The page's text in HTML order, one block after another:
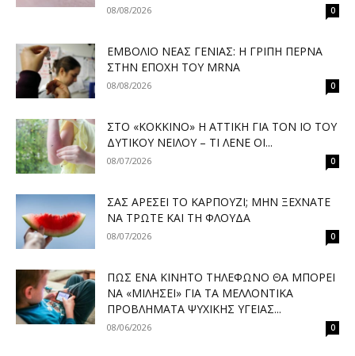
08/08/2026 0
ΕΜΒΌΛΙΟ ΝΈΑΣ ΓΕΝΙΆΣ: Η ΓΡΊΠΗ ΠΕΡΝΆ
ΣΤΗΝ ΕΠΟΧΉ ΤΟΥ MRNA
08/08/2026 0
ΣΤΟ «ΚΌΚΚΙΝΟ» Η ΑΤΤΙΚΉ ΓΙΑ ΤΟΝ ΙΌ ΤΟΥ
ΔΥΤΙΚΟΎ ΝΕΊΛΟΥ – ΤΙ ΛΈΝΕ ΟΙ...
08/07/2026 0
ΣΑΣ ΑΡΈΣΕΙ ΤΟ ΚΑΡΠΟΎΖΙ; ΜΗΝ ΞΕΧΝΆΤΕ
ΝΑ ΤΡΏΤΕ ΚΑΙ ΤΗ ΦΛΟΎΔΑ
08/07/2026 0
ΠΏΣ ΈΝΑ ΚΙΝΗΤΌ ΤΗΛΈΦΩΝΟ ΘΑ ΜΠΟΡΕΊ
ΝΑ «ΜΙΛΉΣΕΙ» ΓΙΑ ΤΑ ΜΕΛΛΟΝΤΙΚΆ
ΠΡΟΒΛΉΜΑΤΑ ΨΥΧΙΚΉΣ ΥΓΕΊΑΣ...
08/06/2026 0